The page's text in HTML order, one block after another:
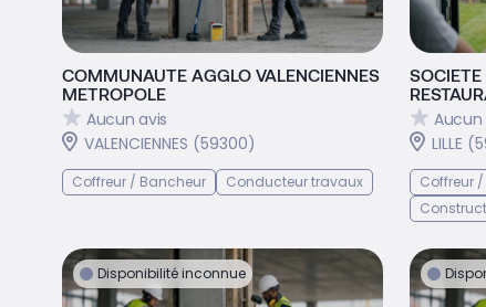
COMMUNAUTE AGGLO VALENCIENNES
METROPOLE
Aucun avis
VALENCIENNES (59300)
Coffreur / Bancheur Conducteur travaux
SOCIETE
Aucun
LILLE
Coffreur
Disponibilité inconnue